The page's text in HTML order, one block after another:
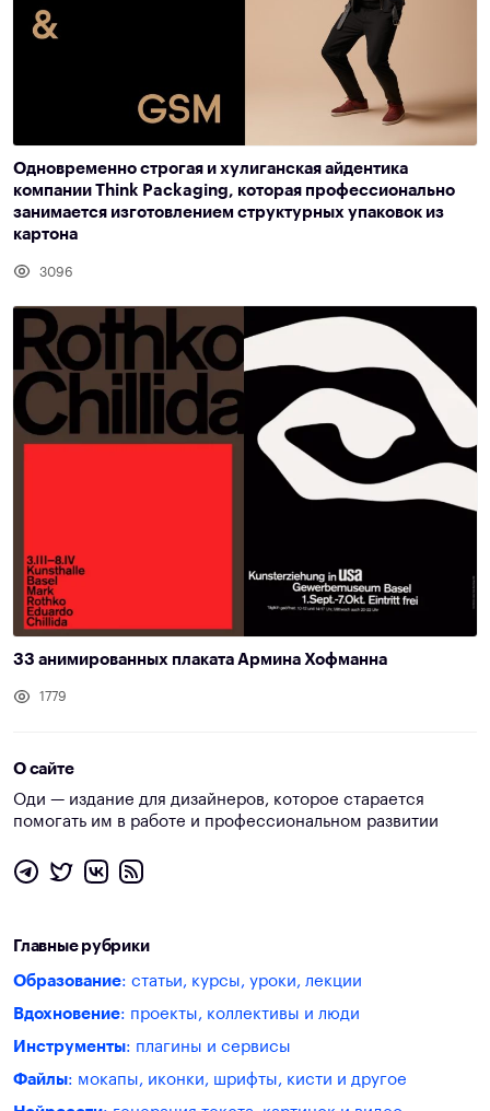
Одновременно строгая и хулиганская айдентика
компании Think Packaging, которая профессионально
занимается изготовлением структурных упаковок из
картона
3096
33 анимированных плаката Армина Хофманна
1779
О сайте
Оди — издание для дизайнеров, которое старается
помогать им в работе и профессиональном развитии
Главные рубрики
Образование: статьи, курсы, уроки, лекции
Вдохновение: проекты, коллективы и люди
Инструменты: плагины и сервисы
Файлы: мокапы, иконки, шрифты, кисти и другое